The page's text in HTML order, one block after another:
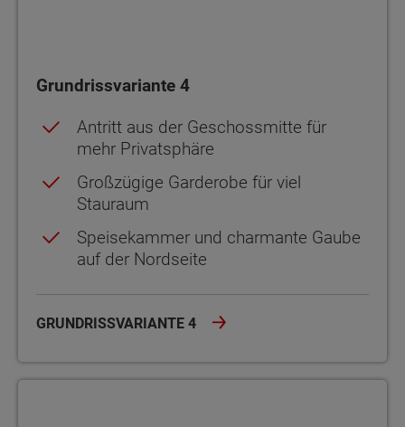
Grundrissvariante 4
Antritt aus der Geschossmitte für
mehr Privatsphäre
Großzügige Garderobe für viel
Stauraum
Speisekammer und charmante Gaube
auf der Nordseite
GRUNDRISSVARIANTE 4